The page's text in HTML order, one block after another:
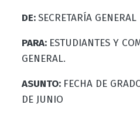
DE:SECRETARÍA GENERAL
PARA: ESTUDIANTES Y
GENERAL.
ASUNTO: FECHA DE
DE JUNIO